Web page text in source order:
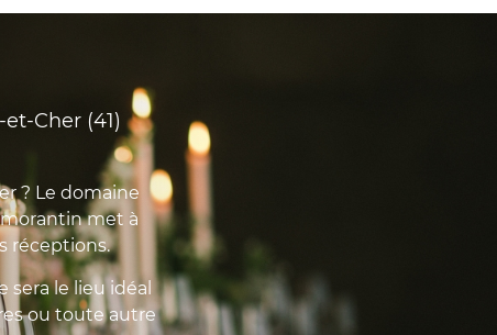
Cher (41)
? Le domaine
met à
réceptions.
sera le lieu idéal
ou toute autre